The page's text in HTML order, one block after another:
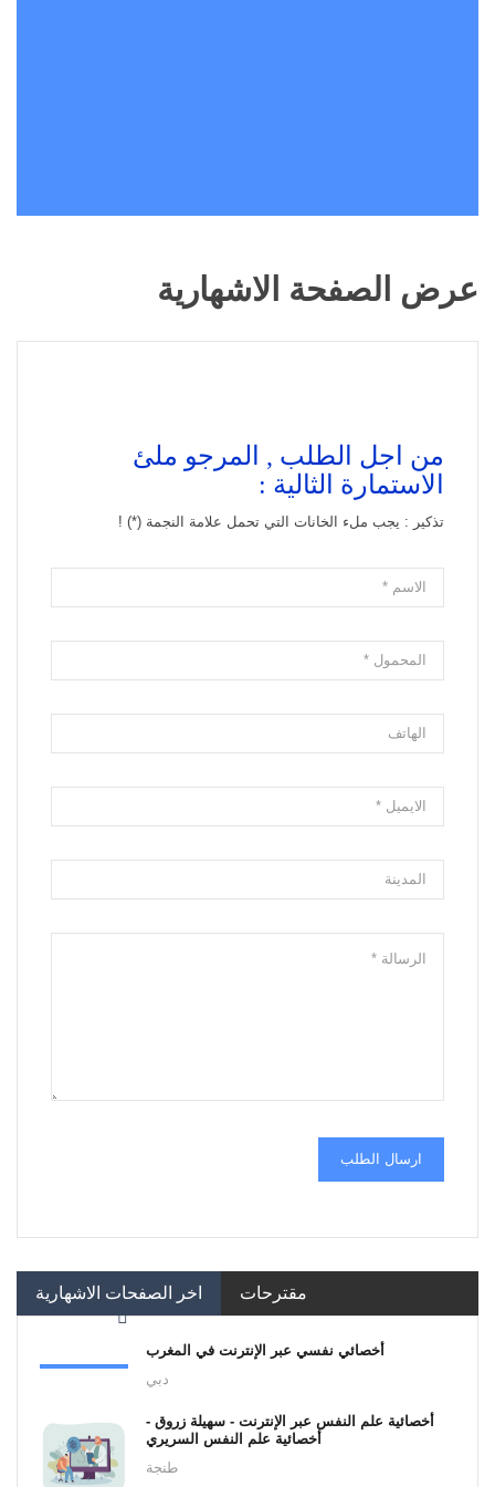
عرض الصفحة الاشهارية
من اجل الطلب , المرجو ملئ
الاستمارة الثالية :
تذكير : يجب ملء الخانات التي تحمل علامة النجمة (*) !
ارسال الطلب
اخر الصفحات الاشهارية مقترحات
أخصائي نفسي عبر الإنترنت في المغرب
دبي
أخصائية علم النفس عبر الإنترنت - سهيلة زروق -
أخصائية علم النفس السريري
طنجة